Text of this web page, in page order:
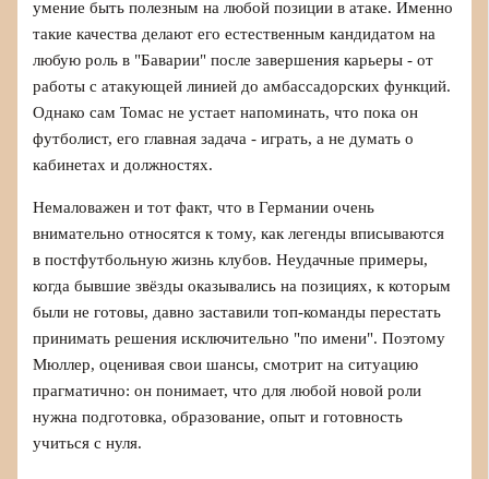
умение быть полезным на любой позиции в атаке. Именно
такие качества делают его естественным кандидатом на
любую роль в "Баварии" после завершения карьеры - от
работы с атакующей линией до амбассадорских функций.
Однако сам Томас не устает напоминать, что пока он
футболист, его главная задача - играть, а не думать о
кабинетах и должностях.
Немаловажен и тот факт, что в Германии очень
внимательно относятся к тому, как легенды вписываются
в постфутбольную жизнь клубов. Неудачные примеры,
когда бывшие звёзды оказывались на позициях, к которым
были не готовы, давно заставили топ-команды перестать
принимать решения исключительно "по имени". Поэтому
Мюллер, оценивая свои шансы, смотрит на ситуацию
прагматично: он понимает, что для любой новой роли
нужна подготовка, образование, опыт и готовность
учиться с нуля.